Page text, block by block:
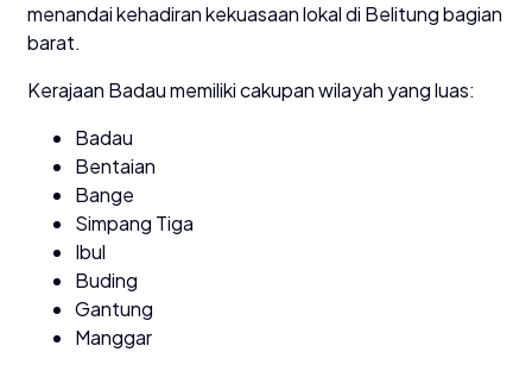
menandai kehadiran kekuasaan lokal di Belitung bagian
barat.
Kerajaan Badau memiliki cakupan wilayah yang luas:
Badau
Bentaian
Bange
Simpang Tiga
Ibul
Buding
Gantung
Manggar